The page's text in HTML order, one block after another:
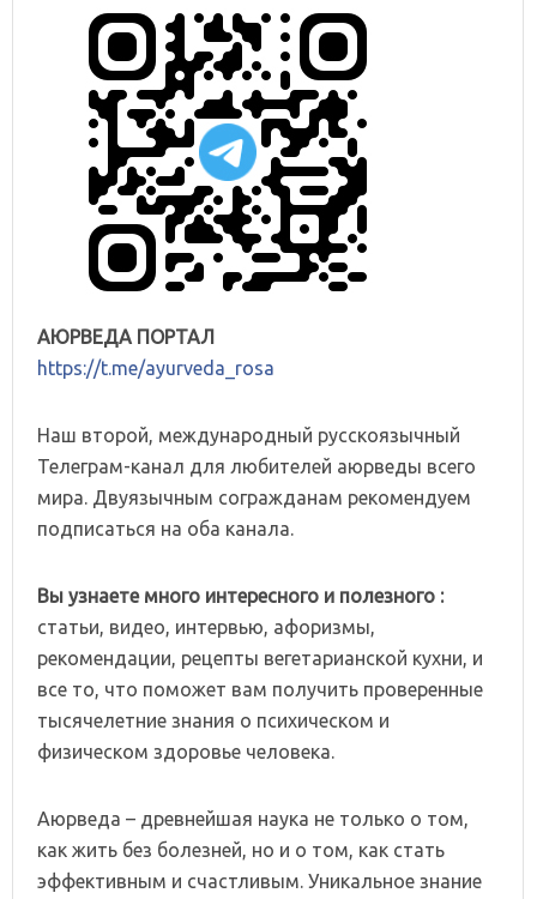
АЮРВЕДА ПОРТАЛ
https://t.me/ayurveda_rosa
Наш второй, международный русскоязычный
Телеграм-канал для любителей аюрведы всего
мира. Двуязычным согражданам рекомендуем
подписаться на оба канала.
Вы узнаете много интересного и полезного :
статьи, видео, интервью, афоризмы,
рекомендации, рецепты вегетарианской кухни, и
все то, что поможет вам получить проверенные
тысячелетние знания о психическом и
физическом здоровье человека.
Аюрведа – древнейшая наука не только о том,
как жить без болезней, но и о том, как стать
эффективным и счастливым. Уникальное знание